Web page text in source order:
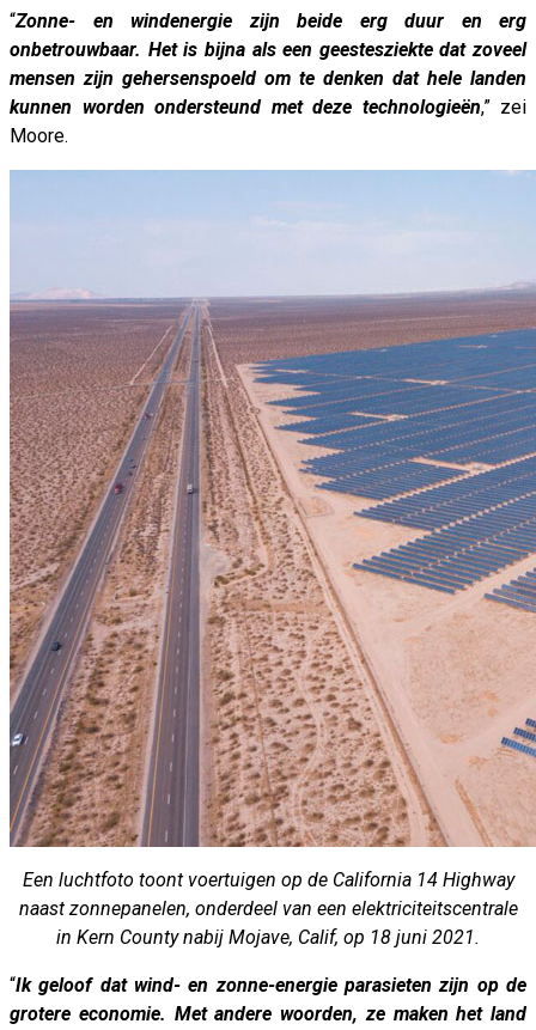
“Zonne- en windenergie zijn beide erg duur en erg
onbetrouwbaar. Het is bijna als een geestesziekte dat zoveel
mensen zijn gehersenspoeld om te denken dat hele landen
kunnen worden ondersteund met deze technologieën,” zei
Moore.
Een luchtfoto toont voertuigen op de California 14 Highway
naast zonnepanelen, onderdeel van een elektriciteitscentrale
in Kern County nabij Mojave, Calif, op 18 juni 2021.
“Ik geloof dat wind- en zonne-energie parasieten zijn op de
grotere economie. Met andere woorden, ze maken het land